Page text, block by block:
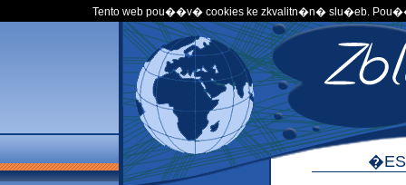
Tento web pou��v� cookies ke zkvalitn�n� slu�eb.